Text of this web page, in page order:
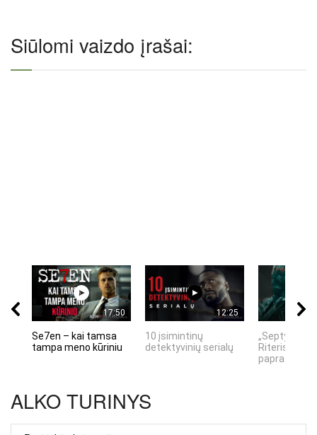
Siūlomi vaizdo įrašai:
17:50
Se7en – kai tamsa
tampa meno kūriniu
12:25
10 įsimintinų
detektyvinių serialų
„Septynių
Riteris" – kai
ALKO TURINYS